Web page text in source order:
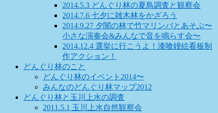
2014.5.3 どんぐり林の夏鳥調査と観察会
2014.7.6 七夕に雑木林をかざろう
2014.9.27 夕闇の林で竹マリンバとあそぶ〜
小さな演奏会&みんなで音を鳴らす会〜
2014.12.4 選挙に行こうよ！漆喰鏝絵看板制
作アクション！
どんぐり林のこと
どんぐり林のイベント2014〜
みんなのどんぐり林マップ2012
どんぐり林と玉川上水の調査
2011.5.1 玉川上水自然観察会